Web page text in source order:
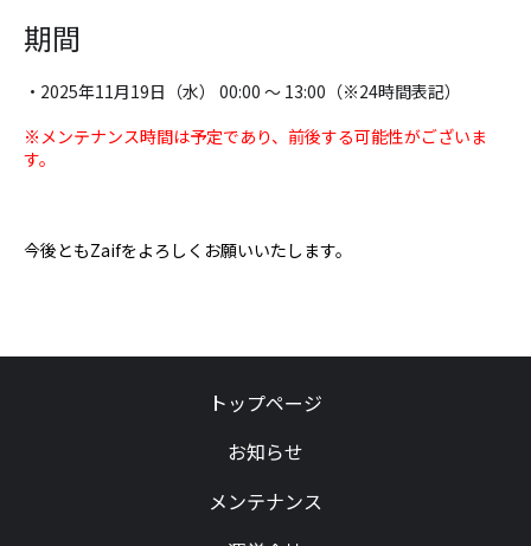
期間
・2025年11月19日（水） 00:00 〜 13:00（※24時間表記）
※メンテナンス時間は予定であり、前後する可能性がございま
す。
今後ともZaifをよろしくお願いいたします。
トップページ
お知らせ
メンテナンス